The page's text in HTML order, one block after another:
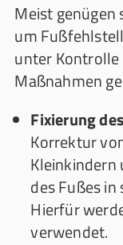
Meist genügen
um
unter Kontrolle
Maßnahmen
Fixierung
Korrektur
Kleinkindern
des Fußes
Hierfür
verwendet.